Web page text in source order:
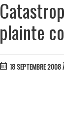
plainte
18 SEPTEMBRE 2008